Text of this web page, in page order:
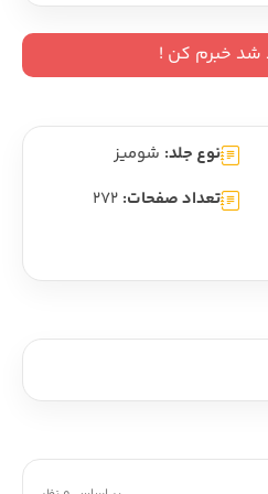
شد خبرم کن !
نوع جلد: شومیز
تعداد صفحات: 272